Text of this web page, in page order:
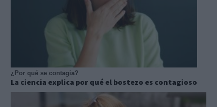
¿Por qué se contagia?
La ciencia explica por qué el bostezo es contagioso